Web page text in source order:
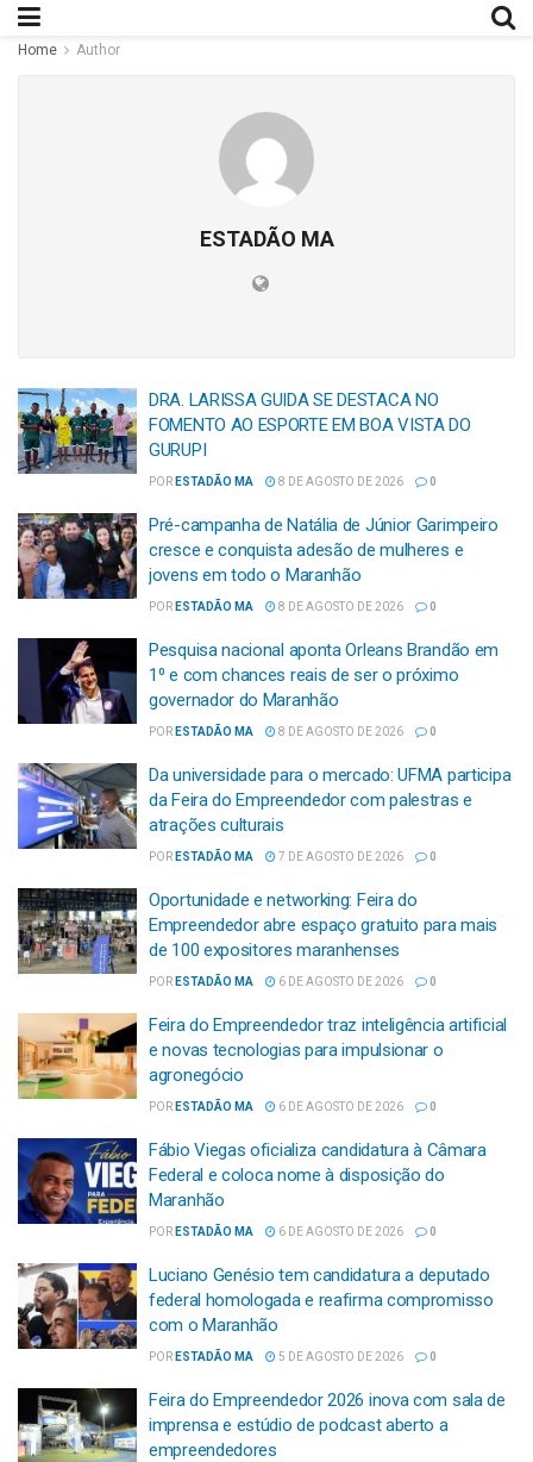
Home Author
ESTADÃO MA
DRA. LARISSA GUIDA SE DESTACA NO
FOMENTO AO ESPORTE EM BOA VISTA DO
GURUPI
POR ESTADÃO MA 8 DE AGOSTO DE 2026 0
Pré-campanha de Natália de Júnior Garimpeiro
cresce e conquista adesão de mulheres e
jovens em todo o Maranhão
POR ESTADÃO MA 8 DE AGOSTO DE 2026 0
Pesquisa nacional aponta Orleans Brandão em
1⁰ e com chances reais de ser o próximo
governador do Maranhão
POR ESTADÃO MA 8 DE AGOSTO DE 2026 0
Da universidade para o mercado: UFMA participa
da Feira do Empreendedor com palestras e
atrações culturais
POR ESTADÃO MA 7 DE AGOSTO DE 2026 0
Oportunidade e networking: Feira do
Empreendedor abre espaço gratuito para mais
de 100 expositores maranhenses
POR ESTADÃO MA 6 DE AGOSTO DE 2026 0
Feira do Empreendedor traz inteligência artificial
e novas tecnologias para impulsionar o
agronegócio
POR ESTADÃO MA 6 DE AGOSTO DE 2026 0
Fábio Viegas oficializa candidatura à Câmara
Federal e coloca nome à disposição do
Maranhão
POR ESTADÃO MA 6 DE AGOSTO DE 2026 0
Luciano Genésio tem candidatura a deputado
federal homologada e reafirma compromisso
com o Maranhão
POR ESTADÃO MA 5 DE AGOSTO DE 2026 0
Feira do Empreendedor 2026 inova com sala de
imprensa e estúdio de podcast aberto a
empreendedores